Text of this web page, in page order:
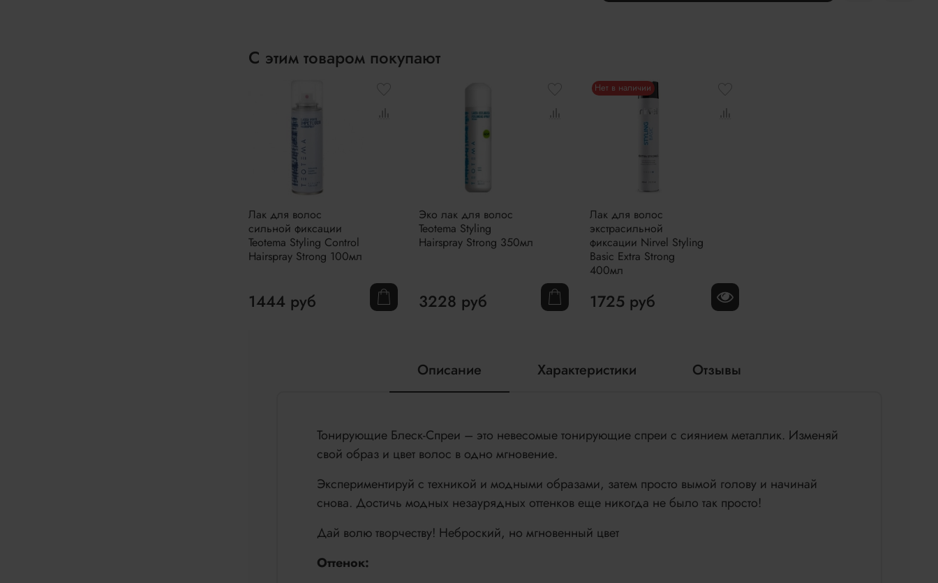
С этим товаром покупают
Лак для волос
сильной фиксации
Teotema Styling Control
Hairspray Strong 100мл
1444 руб
Эко лак для волос
Teotema Styling
Hairspray Strong 350мл
3228 руб
Нет в наличии
Лак для волос
экстрасильной
фиксации Nirvel Styling
Basic Extra Strong
400мл
1725 руб
Описание Характеристики Отзывы
Тонирующие Блеск-Спреи – это невесомые тонирующие спреи с сиянием металлик. Изменяй
свой образ и цвет волос в одно мгновение.
Экспериментируй с техникой и модными образами, затем просто вымой голову и начинай
снова. Достичь модных незаурядных оттенков еще никогда не было так просто!
Дай волю творчеству! Неброский, но мгновенный цвет
Оттенок: